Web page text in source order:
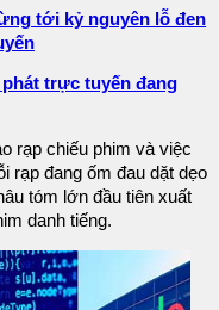
tới kỷ nguyên lỗ đen
trực tuyến đang
rạp chiếu phim và việc
rạp đang ốm đau dặt dẹo
tóm lớn đầu tiên xuất
danh tiếng.